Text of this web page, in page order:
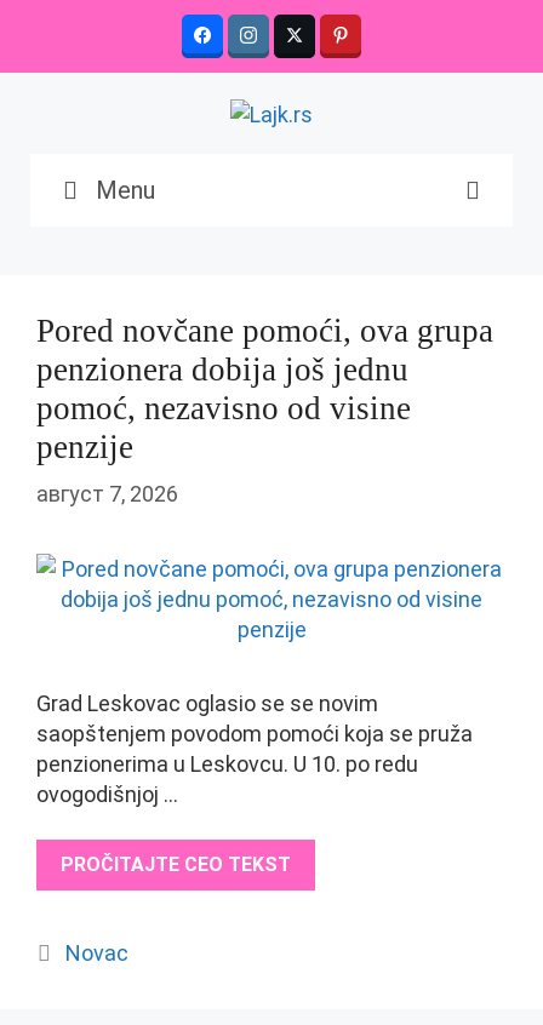
content
Menu
Pored novčane pomoći, ova grupa
penzionera dobija još jednu
pomoć, nezavisno od visine
penzije
август 7, 2026
Grad Leskovac oglasio se se novim
saopštenjem povodom pomoći koja se pruža
penzionerima u Leskovcu. U 10. po redu
ovogodišnjoj …
PROČITAJTE CEO TEKST
Categories
Novac